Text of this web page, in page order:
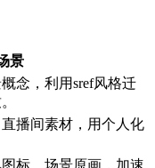
景
念，利用sref风格迁
播间素材，用个人化
标、场景原画，加速